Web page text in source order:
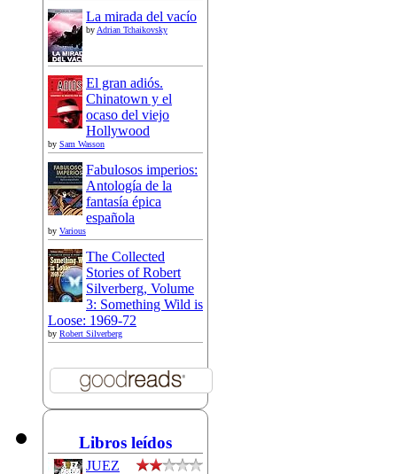
La mirada del vacío
by Adrian Tchaikovsky
El gran adiós.
Chinatown y el
ocaso del viejo
Hollywood
by Sam Wasson
Fabulosos imperios:
Antología de la
fantasía épica
española
by Various
The Collected
Stories of Robert
Silverberg, Volume
3: Something Wild is
Loose: 1969-72
by Robert Silverberg
Libros leídos
JUEZ